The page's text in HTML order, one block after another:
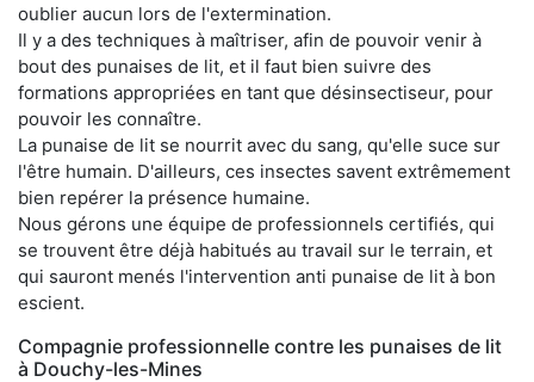
oublier aucun lors de l'extermination.
Il y a des techniques à maîtriser, afin de pouvoir venir à
bout des punaises de lit, et il faut bien suivre des
formations appropriées en tant que désinsectiseur, pour
pouvoir les connaître.
La punaise de lit se nourrit avec du sang, qu'elle suce sur
l'être humain. D'ailleurs, ces insectes savent extrêmement
bien repérer la présence humaine.
Nous gérons une équipe de professionnels certifiés, qui
se trouvent être déjà habitués au travail sur le terrain, et
qui sauront menés l'intervention anti punaise de lit à bon
escient.
Compagnie professionnelle contre les punaises de lit
à Douchy-les-Mines